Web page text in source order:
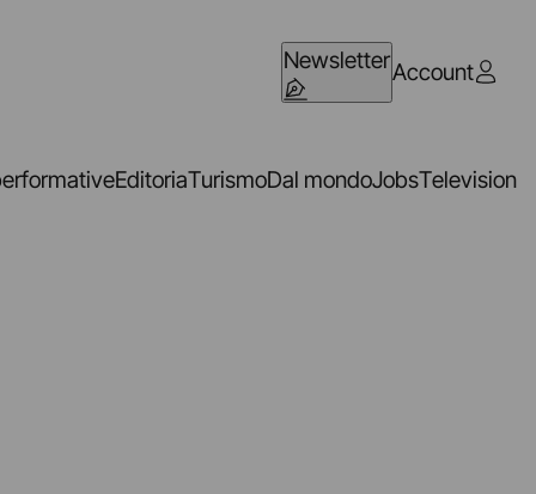
NewsletterAccount
EditoriaTurismoDal mondoJobsTelevision